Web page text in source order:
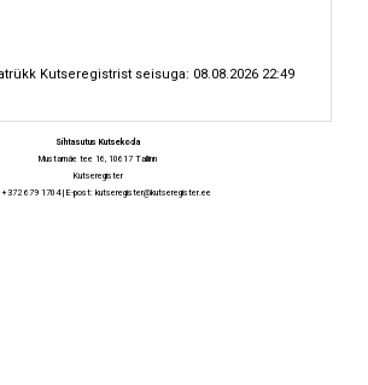
Kutseregistrist seisuga: 08.08.2026 22:49
Sihtasutus Kutsekoda
Mustamäe tee 16, 10617 Tallinn
Kutseregister
679 1704 | E-post: kutseregister@kutseregister.ee